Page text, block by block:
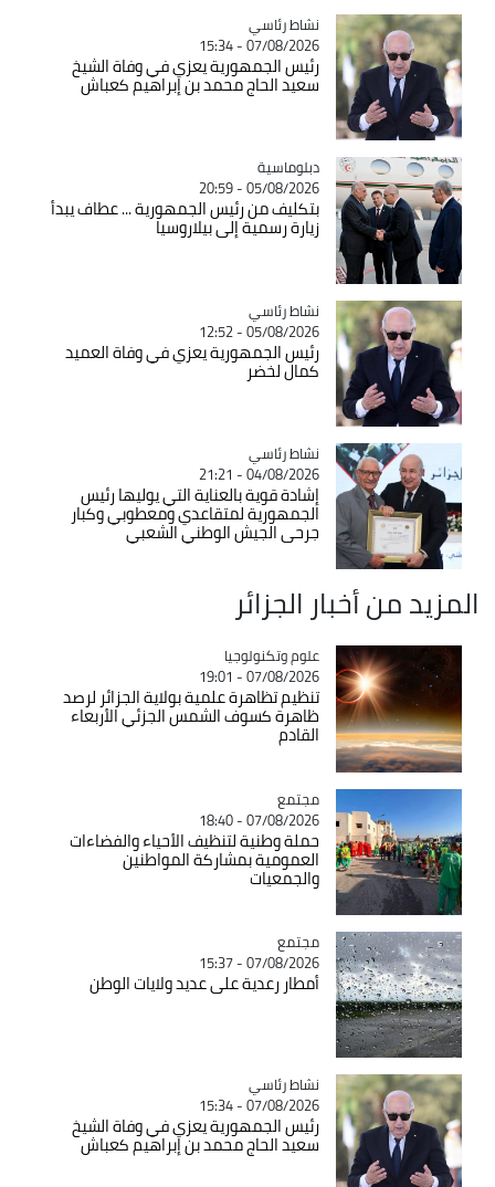
Catégorie
نشاط رئاسي
07/08/2026 - 15:34
رئيس الجمهورية يعزي في وفاة الشيخ
سعيد الحاج محمد بن إبراهيم كعباش
Catégorie
دبلوماسية
05/08/2026 - 20:59
بتكليف من رئيس الجمهورية ... عطاف يبدأ
زيارة رسمية إلى بيلاروسيا
Catégorie
نشاط رئاسي
05/08/2026 - 12:52
رئيس الجمهورية يعزي في وفاة العميد
كمال لخضر
Catégorie
نشاط رئاسي
04/08/2026 - 21:21
إشادة قوية بالعناية التي يوليها رئيس
الجمهورية لمتقاعدي ومعطوبي وكبار
جرحى الجيش الوطني الشعبي
المزيد من أخبار الجزائر
Catégorie
علوم وتكنولوجيا
07/08/2026 - 19:01
تنظيم تظاهرة علمية بولاية الجزائر لرصد
ظاهرة كسوف الشمس الجزئي الأربعاء
القادم
Catégorie
مجتمع
07/08/2026 - 18:40
حملة وطنية لتنظيف الأحياء والفضاءات
العمومية بمشاركة المواطنين
والجمعيات
Catégorie
مجتمع
07/08/2026 - 15:37
أمطار رعدية على عديد ولايات الوطن
Catégorie
نشاط رئاسي
07/08/2026 - 15:34
رئيس الجمهورية يعزي في وفاة الشيخ
سعيد الحاج محمد بن إبراهيم كعباش